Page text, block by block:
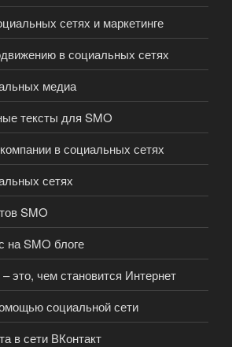
сетях и маркетинге
в социальных сетях
медиа
тексты для SMO
в социальных сетях
сетях
SMO
на SMO блоге
это, чем становится Интернет
социальной сети
в сети ВКонтакт